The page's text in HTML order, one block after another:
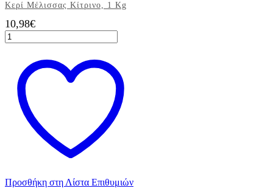
Κερί Μέλισσας Κίτρινο, 1 Kg
10,98€
Κερί
Μέλισσας
ποσότητα
Προσθήκη στη Λίστα Επιθυμιών